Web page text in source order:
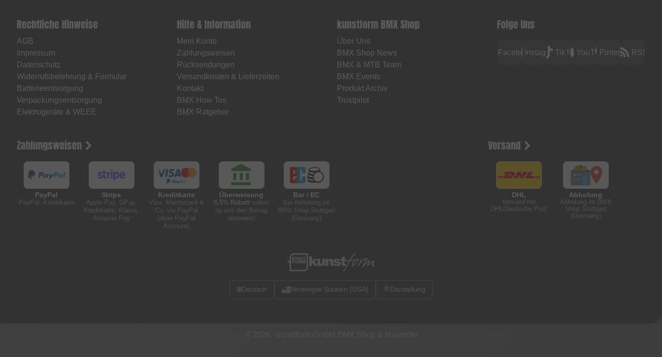
Rechtliche Hinweise
AGB
Impressum
Datenschutz
Widerrufsbelehrung & Formular
Batterieentsorgung
Verpackungsentsorgung
Elektrogeräte & WEEE
Hilfe & Information
Mein Konto
Zahlungsweisen
Rücksendungen
Versandkosten & Lieferzeiten
Kontakt
BMX How Tos
BMX Ratgeber
kunstform BMX Shop
Über Uns
BMX Shop News
BMX & MTB Team
BMX Events
Produkt Archiv
Trustpilot
Folge Uns
FacebookInstagramTikTokYouTubePinterest RSS
Zahlungsweisen
PayPal
PayPal, Kreditkarte
Stripe
Apple Pay, GPay,
Kreditkarte, Klarna,
Amazon Pay
Kreditkarte
Visa, Mastercard &
Co. via PayPal
(ohne PayPal
Account)
Überweisung
0,5% Rabattsofern
du uns den Betrag
überweist
Bar / EC
Bei Abholung im
BMX Shop Stuttgart
(Germany)
Versand
DHL
Versand mit
DHL/Deutsche Post
Abholung
Abholung im BMX
Shop Stuttgart
(Germany)
🌐Deutsch Vereinigte Staaten (USA) Darstellung